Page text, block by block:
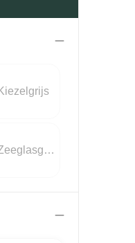
Kiezelgrijs
Zeeglasgroen